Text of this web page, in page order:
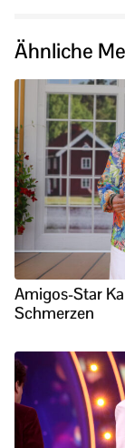
Ähnliche
Amigos-Star
Schmerzen